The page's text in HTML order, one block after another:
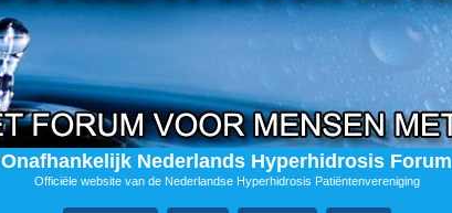
Onafhankelijk Nederlands Hyperhidrosis Forum
Officiële website van de Nederlandse Hyperhidrosis Patiëntenvereniging